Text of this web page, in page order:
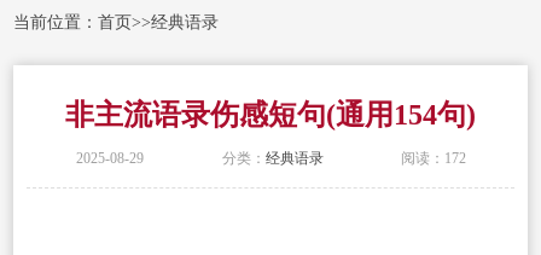
当前位置：首页>>经典语录
非主流语录伤感短句(通用154句)
2025-08-29 分类： 经典语录 阅读：172